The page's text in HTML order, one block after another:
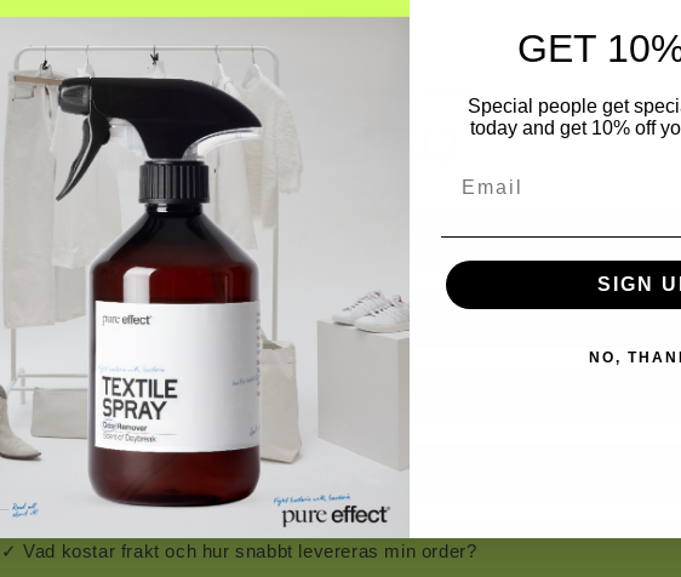
✓ Kan bakterier verkligen ta bort lukt och göra rent?
✓ Hur kan bakterier ta bort t.ex. svettlukt och smuts?
✓ Hur tar Pure Effect Textile Spray bort lukt utan tvätt?
✓ Tar Pure Effect All Clean bort både lukt och smuts?
✓ Vad kostar frakt och hur snabbt levereras min order?
GET
Special people get
today and get 10% off
SIGN
NO,